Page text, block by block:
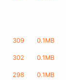
309 0.1MB
302 0.1MB
298 0.1MB